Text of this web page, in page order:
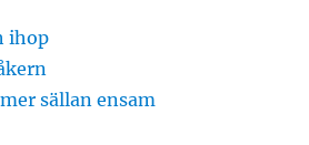
ihop
sällan ensam